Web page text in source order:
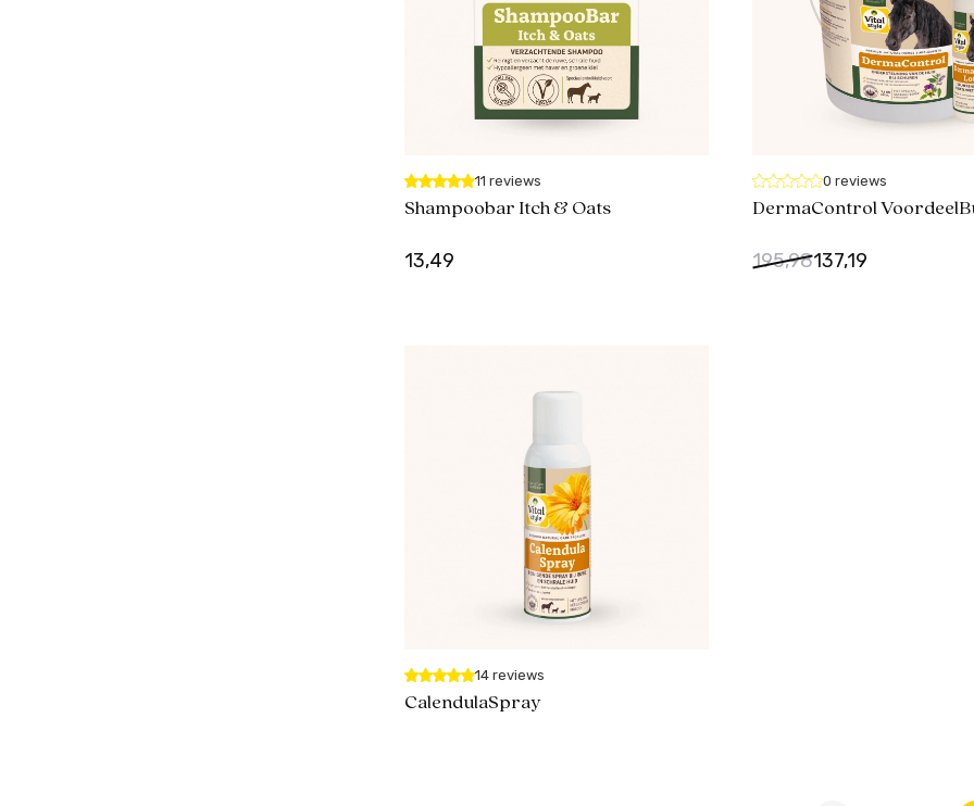
11 reviews
Shampoobar Itch & Oats
13,49
0 reviews
DermaControl
195,98137,19
14 reviews
CalendulaSpray